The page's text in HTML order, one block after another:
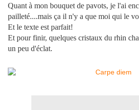
Quant à mon bouquet de pavots, je l'ai
pailleté....mais ça il n'y a que moi qui le
Et le texte est parfait!
Et pour finir, quelques cristaux du rhin
un peu d'éclat.